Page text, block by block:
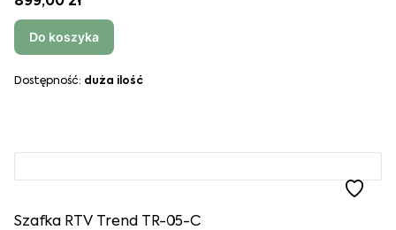
Do koszyka
Dostępność: duża ilość
Szafka RTV Trend TR-05-C